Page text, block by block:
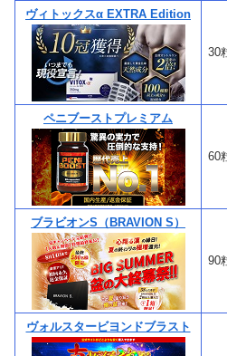
ヴィトックスα EXTRA Edition
30
ペニブーストプレミアム
60
ブラビオンS（BRAVION S）
90
ヴォルスタービヨンドブラスト